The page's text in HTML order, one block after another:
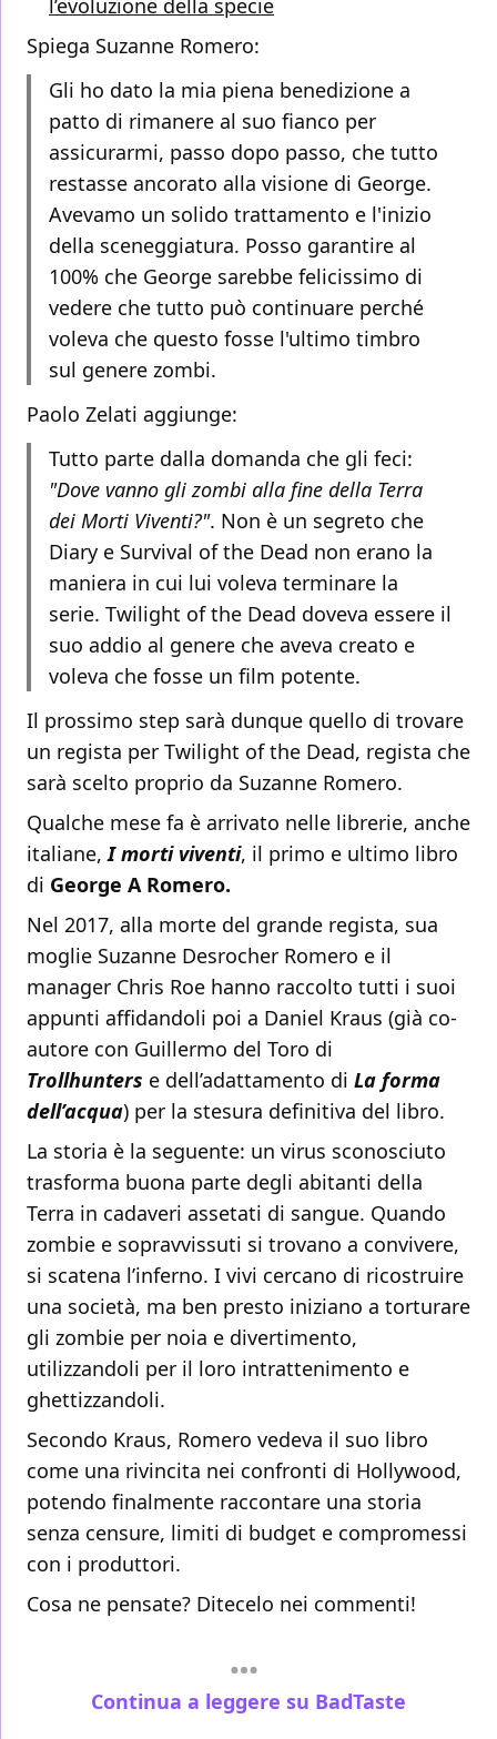
l’evoluzione della specie
Spiega Suzanne Romero:
Gli ho dato la mia piena benedizione a
patto di rimanere al suo fianco per
assicurarmi, passo dopo passo, che tutto
restasse ancorato alla visione di George.
Avevamo un solido trattamento e l'inizio
della sceneggiatura. Posso garantire al
100% che George sarebbe felicissimo di
vedere che tutto può continuare perché
voleva che questo fosse l'ultimo timbro
sul genere zombi.
Paolo Zelati aggiunge:
Tutto parte dalla domanda che gli feci:
"Dove vanno gli zombi alla fine della Terra
dei Morti Viventi?". Non è un segreto che
Diary e Survival of the Dead non erano la
maniera in cui lui voleva terminare la
serie. Twilight of the Dead doveva essere il
suo addio al genere che aveva creato e
voleva che fosse un film potente.
Il prossimo step sarà dunque quello di trovare
un regista per Twilight of the Dead, regista che
sarà scelto proprio da Suzanne Romero.
Qualche mese fa è arrivato nelle librerie, anche
italiane,I morti viventi, il primo e ultimo libro
di George A Romero.
Nel 2017, alla morte del grande regista, sua
moglie Suzanne Desrocher Romero e il
manager Chris Roe hanno raccolto tutti i suoi
appunti affidandoli poi a Daniel Kraus (già co-
autore con Guillermo del Toro di
Trollhunters e dell’adattamento di La forma
dell’acqua) per la stesura definitiva del libro.
La storia è la seguente: un virus sconosciuto
trasforma buona parte degli abitanti della
Terra in cadaveri assetati di sangue. Quando
zombie e sopravvissuti si trovano a convivere,
si scatena l’inferno. I vivi cercano di ricostruire
una società, ma ben presto iniziano a torturare
gli zombie per noia e divertimento,
utilizzandoli per il loro intrattenimento e
ghettizzandoli.
Secondo Kraus, Romero vedeva il suo libro
come una rivincita nei confronti di Hollywood,
potendo finalmente raccontare una storia
senza censure, limiti di budget e compromessi
con i produttori.
Cosa ne pensate? Ditecelo nei commenti!
Continua a leggere su BadTaste